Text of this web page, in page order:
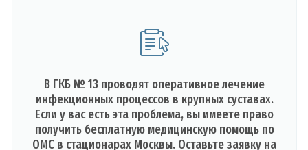
В ГКБ № 13 проводят оперативное лечение
инфекционных процессов в крупных суставах.
Если у вас есть эта проблема, вы имеете право
получить бесплатную медицинскую помощь по
ОМС в стационарах Москвы. Оставьте заявку на